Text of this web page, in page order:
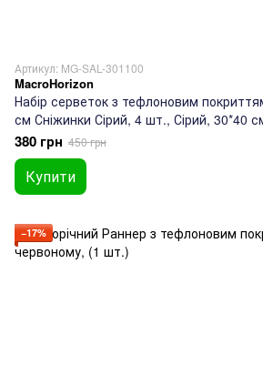
Артикул: MG-SAL-301100
MacroHorizon
Набір серветок з тефлоновим
см Сніжинки Сірий, 4 шт., Сірий, 30*40
380 грн 450 грн
Купити
−17%